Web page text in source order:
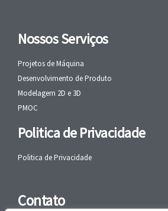
Nossos Serviços
Projetos de Máquina
Desenvolvimento de Produto
Modelagem 2D e 3D
PMOC
Politica de Privacidade
Politica de Privacidade
Contato